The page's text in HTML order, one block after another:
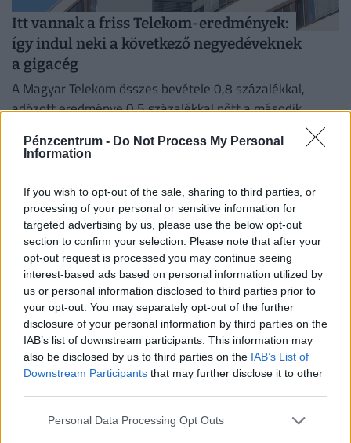
Pénzcentrum - Do Not Process My Personal
Information
If you wish to opt-out of the sale, sharing to third parties, or
processing of your personal or sensitive information for
targeted advertising by us, please use the below opt-out
section to confirm your selection. Please note that after your
opt-out request is processed you may continue seeing
interest-based ads based on personal information utilized by
us or personal information disclosed to third parties prior to
your opt-out. You may separately opt-out of the further
disclosure of your personal information by third parties on the
IAB’s list of downstream participants. This information may
also be disclosed by us to third parties on the IAB’s List of
Downstream Participants that may further disclose it to other
Personal Data Processing Opt Outs
Itt vannak a friss Telekom-eredmények:
így indul neki a következő negyedéveknek
a gigacég
A Magyar Telekom összes bevétele 0,8 százalékkal,
adózott eredménye 0,5 százalékkal nőtt a második
Brutális bírságot kapott a GVH-tól a Lidl:
ezért kell perkálniuk, hároméves ügy ért
véget
A vállalat ezúttal elismerte a jogsértést, és
együttműködött a hivatallal - az ügy előzményei három
évre nyúlnak vissza.